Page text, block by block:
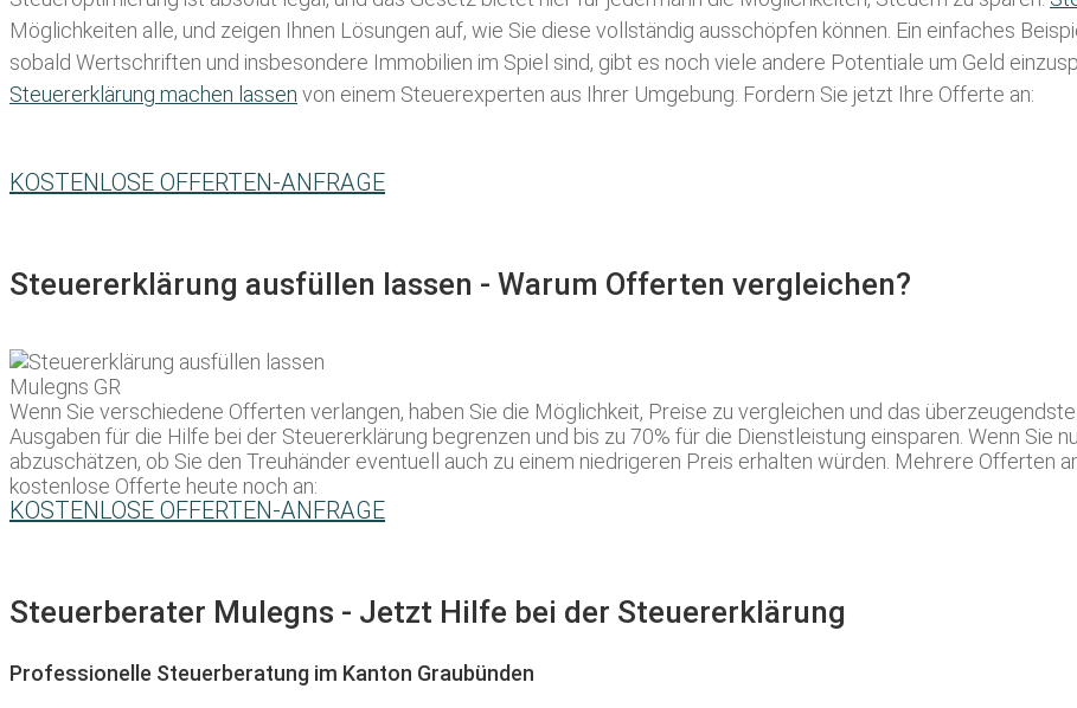
Möglichkeiten alle, und zeigen Ihnen Lösungen auf, wie Sie diese vollständig ausschöpfen können. Ein einfaches
sobald Wertschriften und insbesondere Immobilien im Spiel sind, gibt es noch viele andere Potentiale um Geld
Steuererklärung machen lassen von einem Steuerexperten aus Ihrer Umgebung. Fordern Sie jetzt Ihre Offerte an:
KOSTENLOSE OFFERTEN-ANFRAGE
Steuererklärung ausfüllen lassen - Warum Offerten vergleichen?
Wenn Sie verschiedene Offerten verlangen, haben Sie die Möglichkeit, Preise zu vergleichen und das
Ausgaben für die Hilfe bei der Steuererklärung begrenzen und bis zu 70% für die Dienstleistung einsparen. Wenn Sie
abzuschätzen, ob Sie den Treuhänder eventuell auch zu einem niedrigeren Preis erhalten würden. Mehrere Offerten
kostenlose Offerte heute noch an:
KOSTENLOSE OFFERTEN-ANFRAGE
Steuerberater Mulegns - Jetzt Hilfe bei der Steuererklärung
Professionelle Steuerberatung im Kanton Graubünden